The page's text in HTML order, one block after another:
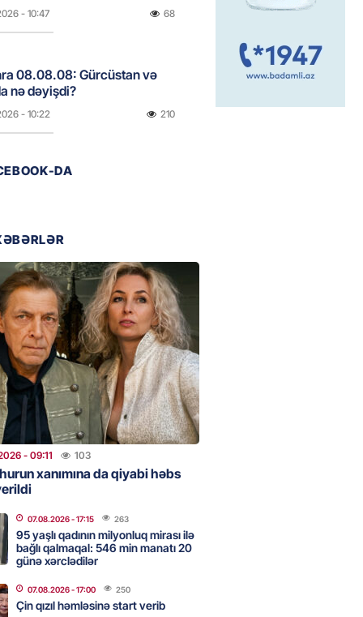
- 10:47 68
08.08.08: Gürcüstan və
nə dəyişdi?
- 10:22 210
nişanında mediaya hücum
xanımına da qiyabi həbs
- 09:11 103
cərrahiyyə təhlükəsi:
Hospital”da sertifikatsız
381
tərəzi məntəqələrindən
ya yaşıl, vətəndaşa qırmızı
- 18:00 144
görə rüşvət alan vəzifəli
DA
- 09:11 103
xanımına da qiyabi həbs
07.08.2026- 17:15 263
95 yaşlı qadının milyonluq mirası ilə
bağlı qalmaqal: 546 min manatı 20
günə xərclədilər
07.08.2026- 17:00 250
Çin qızıl həmləsinə start verib